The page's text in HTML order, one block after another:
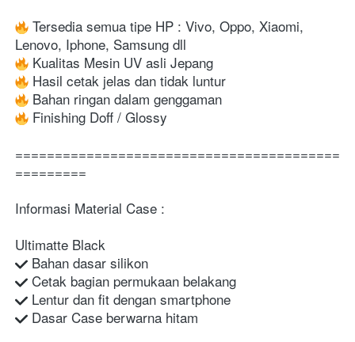
Tersedia semua tipe HP : Vivo, Oppo, Xiaomi,
Lenovo, Iphone, Samsung dll
Kualitas Mesin UV asli Jepang
Hasil cetak jelas dan tidak luntur
Bahan ringan dalam genggaman
Finishing Doff / Glossy
=========================================
=========
Informasi Material Case :
Ultimatte Black
Bahan dasar silikon
Cetak bagian permukaan belakang
Lentur dan fit dengan smartphone
Dasar Case berwarna hitam